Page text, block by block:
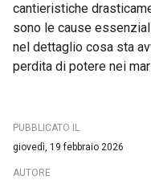
cantieristiche
sono le cause
nel dettaglio cosa sta
perdita di potere nei
PUBBLICATO IL
giovedì, 19 febbraio 2026
AUTORE